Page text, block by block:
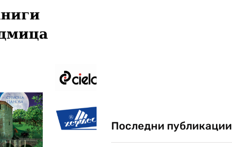
Последни публикации